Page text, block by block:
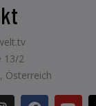
13/2
Österreich